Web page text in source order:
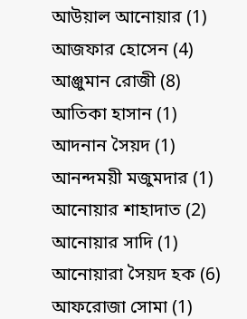
আউয়াল আনোয়ার (1)
আজফার হোসেন (4)
আঞ্জুমান রোজী (8)
আতিকা হাসান (1)
আদনান সৈয়দ (1)
আনন্দময়ী মজুমদার (1)
আনোয়ার শাহাদাত (2)
আনোয়ার সাদি (1)
আনোয়ারা সৈয়দ হক (6)
আফরোজা সোমা (1)